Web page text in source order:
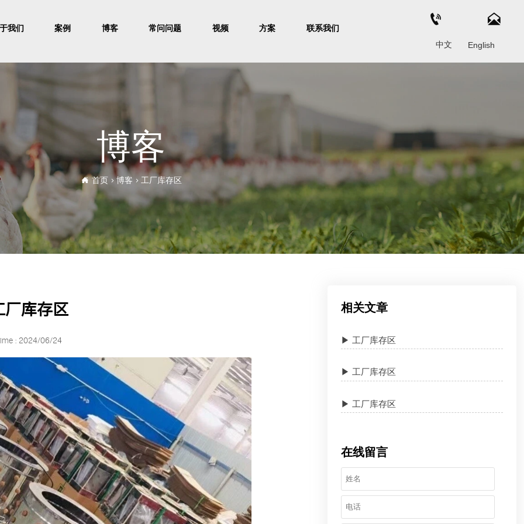
我们 案例 博客 常问问题 视频 方案 联系我们
 
中文 English
博客
 首页>博客 > 工厂库存区
厂库存区
: 2024/06/24
相关文章
▶ 工厂库存区
▶ 工厂库存区
▶ 工厂库存区
在线留言